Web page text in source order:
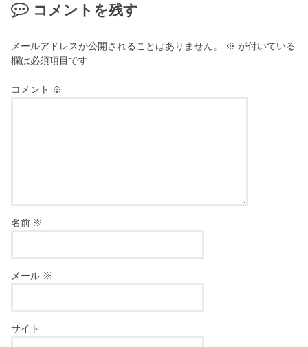
コメントを残す
メールアドレスが公開されることはありません。 ※ が付いている
欄は必須項目です
コメント ※
名前 ※
メール ※
サイト